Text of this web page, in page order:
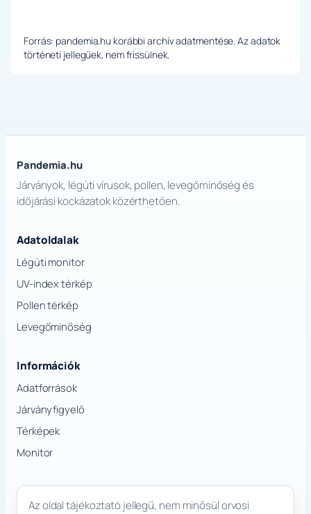
Forrás: pandemia.hu korábbi archív adatmentése. Az adatok
történeti jellegűek, nem frissülnek.
Pandemia.hu
Járványok, légúti vírusok, pollen, levegőminőség és
időjárási kockázatok közérthetően.
Adatoldalak
Légúti monitor
UV-index térkép
Pollen térkép
Levegőminőség
Információk
Adatforrások
Járványfigyelő
Térképek
Monitor
Az oldal tájékoztató jellegű, nem minősül orvosi